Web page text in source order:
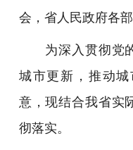
会，省人民政府各部
为深入贯彻党的
城市更新，推动
意，现结合我省实
彻落实。